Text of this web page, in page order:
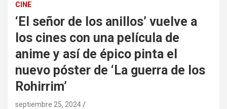
CINE
‘El señor de los anillos’ vuelve a
los cines con una película de
anime y así de épico pinta el
nuevo póster de ‘La guerra de los
Rohirrim’
septiembre 25, 2024